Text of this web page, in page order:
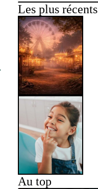
Les plus récents
Au top